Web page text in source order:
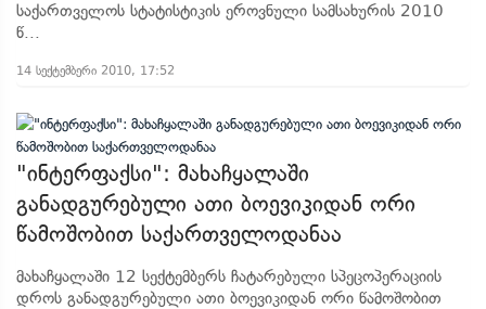
საქართველოს სტატისტიკის ეროვნული სამსახურის 2010
წ...
14 სექტემბერი 2010, 17:52
"ინტერფაქსი": მახაჩყალაში
განადგურებული ათი ბოევიკიდან ორი
წამოშობით საქართველოდანაა
მახაჩყალაში 12 სექტემბერს ჩატარებული სპეცოპერაციის
დროს განადგურებული ათი ბოევიკიდან ორი წამოშობით